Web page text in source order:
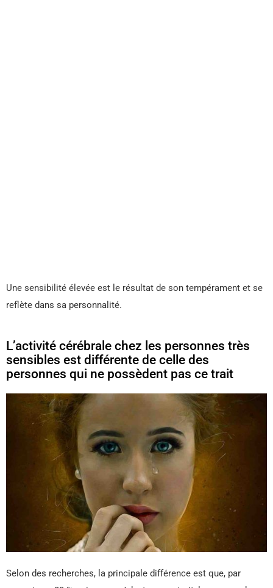
Une sensibilité élevée est le résultat de son tempérament et se
reflète dans sa personnalité.
L’activité cérébrale chez les personnes très
sensibles est différente de celle des
personnes qui ne possèdent pas ce trait
Selon des recherches, la principale différence est que, par